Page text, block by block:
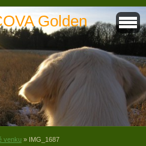
Golden
venku » IMG_1687